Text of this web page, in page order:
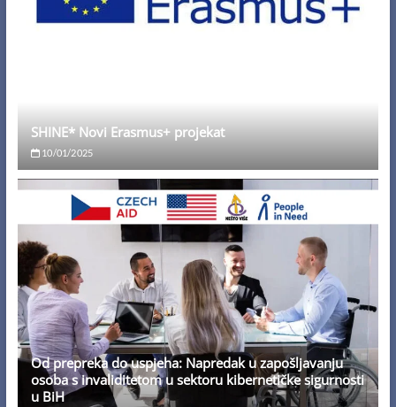
SHINE* Novi Erasmus+ projekat
10/01/2025
Od prepreka do uspjeha: Napredak u zapošljavanju
osoba s invaliditetom u sektoru kibernetičke sigurnosti
u BiH